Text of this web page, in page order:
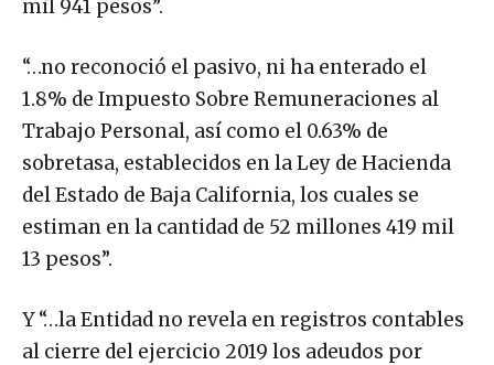
mil 941 pesos”.
“…no reconoció el pasivo, ni ha enterado el
1.8% de Impuesto Sobre Remuneraciones al
Trabajo Personal, así como el 0.63% de
sobretasa, establecidos en la Ley de Hacienda
del Estado de Baja California, los cuales se
estiman en la cantidad de 52 millones 419 mil
13 pesos”.
Y “…la Entidad no revela en registros contables
al cierre del ejercicio 2019 los adeudos por